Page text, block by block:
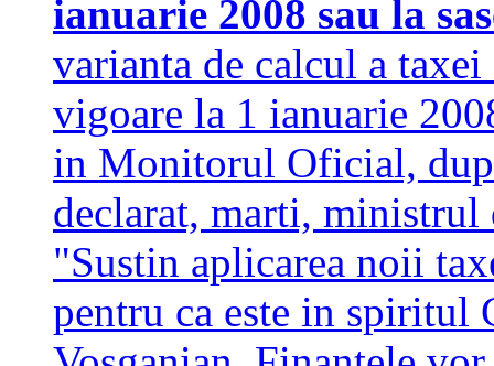
ianuarie 2008 sau la
varianta de calcul a
vigoare la 1 ianuarie
in Monitorul Oficial,
declarat, marti, ministrul
"Sustin aplicarea noii
pentru ca este in spiritul